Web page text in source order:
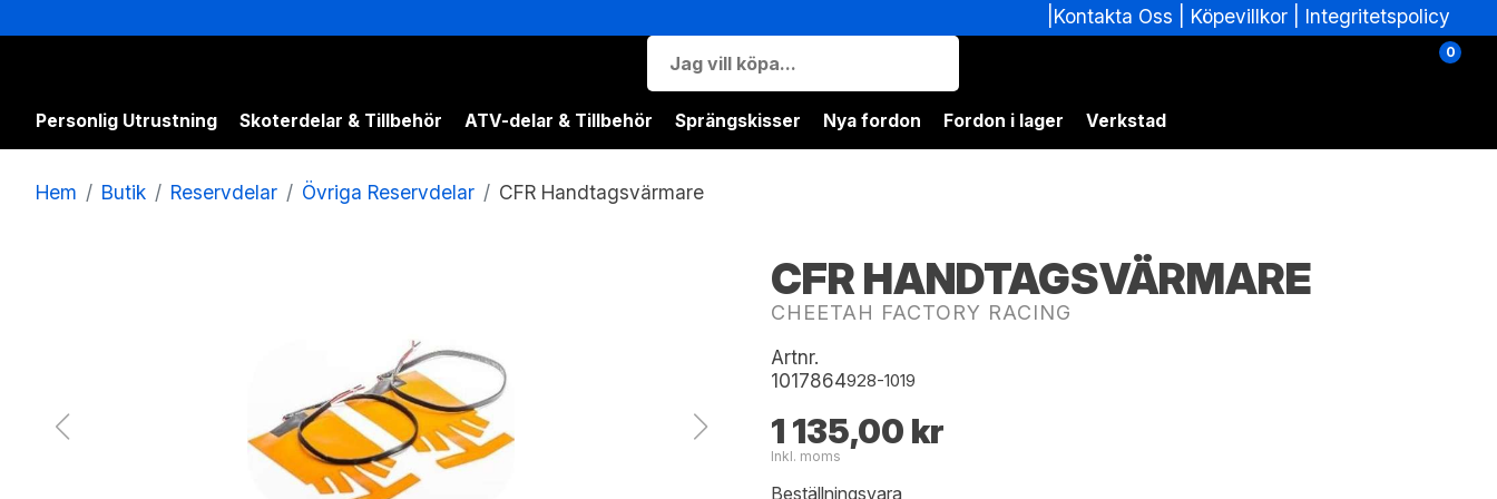
Köpevillkor| Integritetspolicy
0
Personlig Utrustning Skoterdelar & Tillbehör ATV-delar & Tillbehör Sprängskisser Nya fordon Fordon i lager Verkstad
Hem Butik Reservdelar Övriga Reservdelar CFR Handtagsvärmare
CFR HANDTAGSVÄRMARE
CHEETAH FACTORY RACING
Artnr.
1017864928-1019
1 135,00 kr
Inkl. moms
Beställningsvara